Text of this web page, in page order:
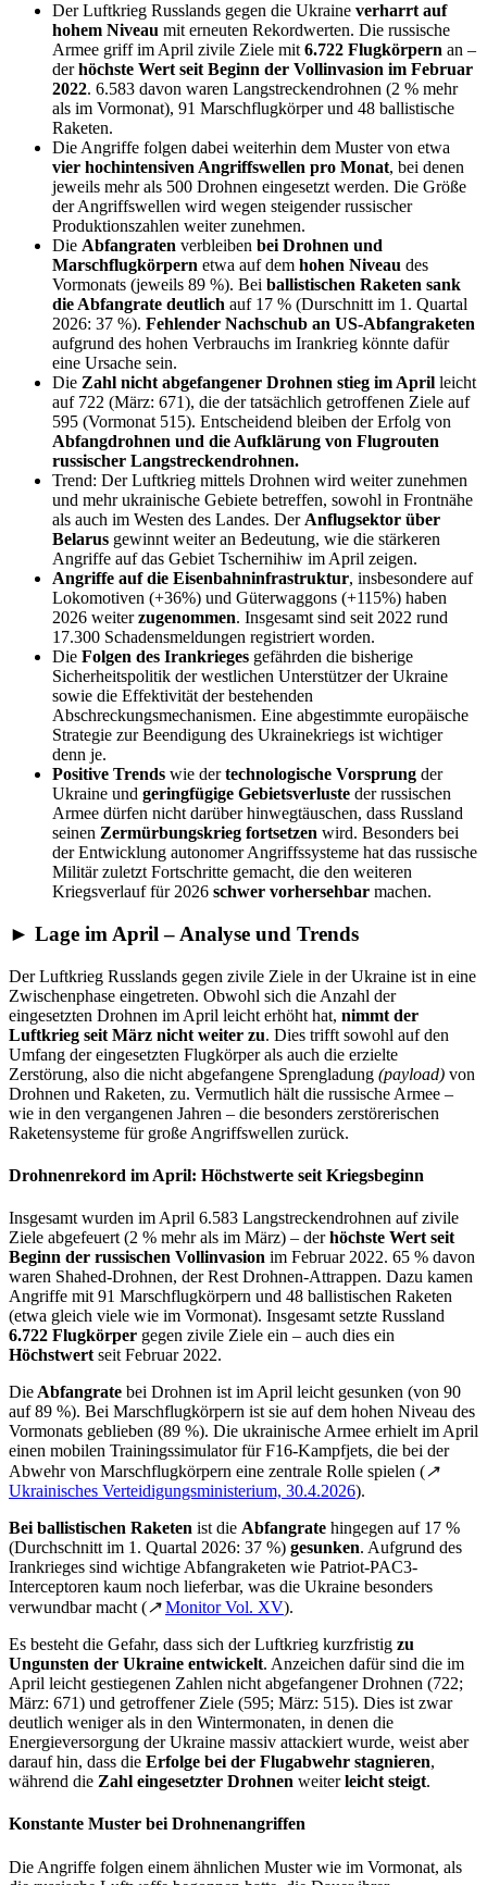
Der Luftkrieg Russlands gegen die Ukraine verharrt auf
hohem Niveau mit erneuten Rekordwerten. Die russische
Armee griff im April zivile Ziele mit 6.722 Flugkörpern an –
derhöchste Wert seit Beginn der Vollinvasion im Februar
2022. 6.583 davon waren Langstreckendrohnen (2 % mehr
als im Vormonat), 91 Marschflugkörper und 48 ballistische
Raketen.
Die Angriffe folgen dabei weiterhin dem Muster von etwa
vier hochintensiven Angriffswellen pro Monat, bei denen
jeweils mehr als 500 Drohnen eingesetzt werden. Die Größe
der Angriffswellen wird wegen steigender russischer
Produktionszahlen weiter zunehmen.
Die Abfangraten verbleiben bei Drohnen und
Marschflugkörpern etwa auf dem hohen Niveau des
Vormonats (jeweils 89 %). Bei ballistischen Raketen sank
die Abfangrate deutlich auf 17 % (Durschnitt im 1. Quartal
2026: 37 %). Fehlender Nachschub an US-Abfangraketen
aufgrund des hohen Verbrauchs im Irankrieg könnte dafür
eine Ursache sein.
Die Zahl nicht abgefangener Drohnen stieg im April leicht
auf 722 (März: 671), die der tatsächlich getroffenen Ziele auf
595 (Vormonat 515). Entscheidend bleiben der Erfolg von
Abfangdrohnen und die Aufklärung von Flugrouten
russischer Langstreckendrohnen.
Trend: Der Luftkrieg mittels Drohnen wird weiter zunehmen
und mehr ukrainische Gebiete betreffen, sowohl in Frontnähe
als auch im Westen des Landes. Der Anflugsektor über
Belarus gewinnt weiter an Bedeutung, wie die stärkeren
Angriffe auf das Gebiet Tschernihiw im April zeigen.
Angriffe auf die Eisenbahninfrastruktur, insbesondere auf
Lokomotiven (+36%) und Güterwaggons (+115%) haben
2026 weiterzugenommen. Insgesamt sind seit 2022 rund
17.300 Schadensmeldungen registriert worden.
Die Folgen des Irankrieges gefährden die bisherige
Sicherheitspolitik der westlichen Unterstützer der Ukraine
sowie die Effektivität der bestehenden
Abschreckungsmechanismen. Eine abgestimmte europäische
Strategie zur Beendigung des Ukrainekriegs ist wichtiger
denn je.
Positive Trends wie dertechnologische Vorsprung der
Ukraine und geringfügige Gebietsverluste der russischen
Armee dürfen nicht darüber hinwegtäuschen, dass Russland
seinen Zermürbungskrieg fortsetzen wird. Besonders bei
der Entwicklung autonomer Angriffssysteme hat das russische
Militär zuletzt Fortschritte gemacht, die den weiteren
Kriegsverlauf für 2026 schwer vorhersehbar machen.
► Lage im April – Analyse und Trends
Der Luftkrieg Russlands gegen zivile Ziele in der Ukraine ist in eine
Zwischenphase eingetreten. Obwohl sich die Anzahl der
eingesetzten Drohnen im April leicht erhöht hat, nimmt der
Luftkrieg seit März nicht weiter zu. Dies trifft sowohl auf den
Umfang der eingesetzten Flugkörper als auch die erzielte
Zerstörung, also die nicht abgefangene Sprengladung (payload) von
Drohnen und Raketen, zu. Vermutlich hält die russische Armee –
wie in den vergangenen Jahren – die besonders zerstörerischen
Raketensysteme für große Angriffswellen zurück.
Drohnenrekord im April: Höchstwerte seit Kriegsbeginn
Insgesamt wurden im April 6.583 Langstreckendrohnen auf zivile
Ziele abgefeuert (2 % mehr als im März) – derhöchste Wert seit
Beginn der russischen Vollinvasion im Februar 2022. 65 % davon
waren Shahed-Drohnen, der Rest Drohnen-Attrappen. Dazu kamen
Angriffe mit 91 Marschflugkörpern und 48 ballistischen Raketen
(etwa gleich viele wie im Vormonat). Insgesamt setzte Russland
6.722 Flugkörper gegen zivile Ziele ein – auch dies ein
Höchstwert seit Februar 2022.
Die Abfangrate bei Drohnen ist im April leicht gesunken (von 90
auf 89 %). Bei Marschflugkörpern ist sie auf dem hohen Niveau des
Vormonats geblieben (89 %). Die ukrainische Armee erhielt im April
einen mobilen Trainingssimulator für F16-Kampfjets, die bei der
Abwehr von Marschflugkörpern eine zentrale Rolle spielen (↗
Ukrainisches Verteidigungsministerium, 30.4.2026).
Bei ballistischen Raketen ist die Abfangrate hingegen auf 17 %
(Durchschnitt im 1. Quartal 2026: 37 %) gesunken. Aufgrund des
Irankrieges sind wichtige Abfangraketen wie Patriot-PAC3-
Interceptoren kaum noch lieferbar, was die Ukraine besonders
verwundbar macht (↗Monitor Vol. XV).
Es besteht die Gefahr, dass sich der Luftkrieg kurzfristig zu
Ungunsten der Ukraine entwickelt. Anzeichen dafür sind die im
April leicht gestiegenen Zahlen nicht abgefangener Drohnen (722;
März: 671) und getroffener Ziele (595; März: 515). Dies ist zwar
deutlich weniger als in den Wintermonaten, in denen die
Energieversorgung der Ukraine massiv attackiert wurde, weist aber
darauf hin, dass die Erfolge bei der Flugabwehr stagnieren,
während die Zahl eingesetzter Drohnen weiterleicht steigt.
Konstante Muster bei Drohnenangriffen
Die Angriffe folgen einem ähnlichen Muster wie im Vormonat, als